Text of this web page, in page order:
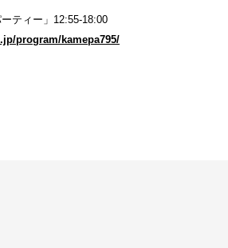
ティー」12:55-18:00
program/kamepa795/